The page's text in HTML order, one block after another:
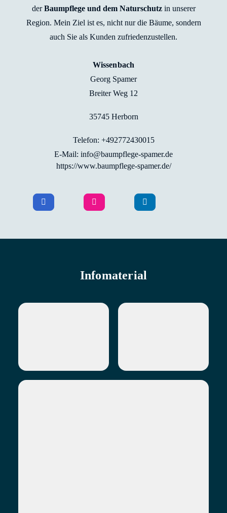
derBaumpflege und dem Naturschutzin unserer
Region. Mein Ziel ist es, nicht nur die Bäume, sondern
auch Sie als Kunden zufriedenzustellen.
Wissenbach
Georg Spamer
Breiter Weg 12
35745 Herborn
Telefon: +492772430015
E-Mail: info@baumpflege-spamer.de
https://www.baumpflege-spamer.de/
Infomaterial